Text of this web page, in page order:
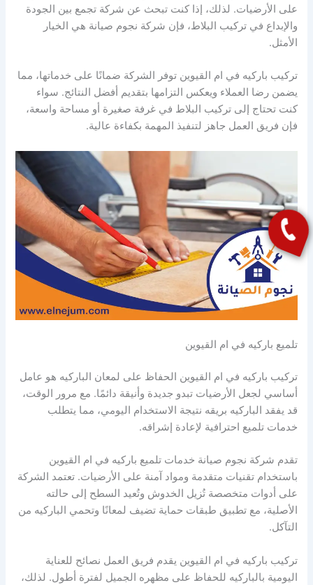
على الأرضيات. لذلك، إذا كنت تبحث عن شركة تجمع بين الجودة
والإبداع في تركيب البلاط، فإن شركة نجوم صيانة هي الخيار
الأمثل.
تركيب باركيه في ام القيوين توفر الشركة ضمانًا على خدماتها، مما
يضمن رضا العملاء ويعكس التزامها بتقديم أفضل النتائج. سواء
كنت تحتاج إلى تركيب البلاط في غرفة صغيرة أو مساحة واسعة،
فإن فريق العمل جاهز لتنفيذ المهمة بكفاءة عالية.
تلميع باركيه في ام القيوين
تركيب باركيه في ام القيوين الحفاظ على لمعان الباركيه هو عامل
أساسي لجعل الأرضيات تبدو جديدة وأنيقة دائمًا. مع مرور الوقت،
قد يفقد الباركيه بريقه نتيجة الاستخدام اليومي، مما يتطلب
خدمات تلميع احترافية لإعادة إشراقه.
تقدم شركة نجوم صيانة خدمات تلميع باركيه في ام القيوين
باستخدام تقنيات متقدمة ومواد آمنة على الأرضيات. تعتمد الشركة
على أدوات متخصصة تُزيل الخدوش وتُعيد السطح إلى حالته
الأصلية، مع تطبيق طبقات حماية تضيف لمعانًا وتحمي الباركيه من
التآكل.
تركيب باركيه في ام القيوين يقدم فريق العمل نصائح للعناية
اليومية بالباركيه للحفاظ على مظهره الجميل لفترة أطول. لذلك،